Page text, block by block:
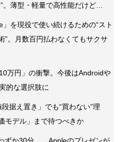
。薄型・軽量で高性能だけど…
」を現役で使い続けるための“スト
”。月数百円払わなくてもサクサ
万円」の衝撃。今後はAndroidや
的な選択肢に
据え置き」でも“買わない”理
モデル」まで待つべきか
ずか30分……Appleのプレゼンが